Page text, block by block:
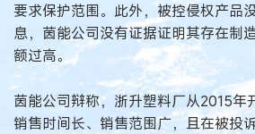
要求保护范围。此外，被控侵权产品
息，茵能公司没有证据证明其存在制
额过高。
茵能公司辩称，浙升塑料厂从2015年
销售时间长、销售范围广，且在被投